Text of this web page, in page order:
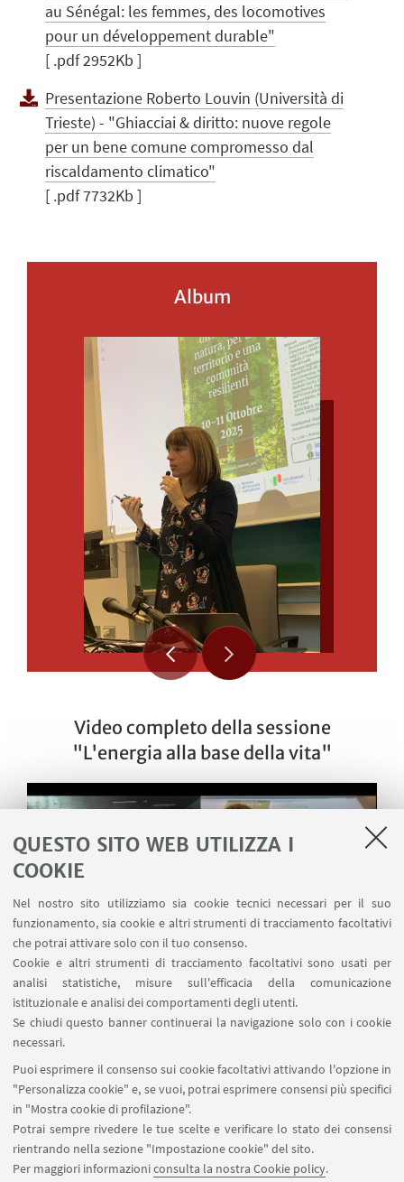
QUESTO SITO WEB UTILIZZA I
COOKIE
Nel nostro sito utilizziamo sia cookie tecnici necessari per il suo
funzionamento, sia cookie e altri strumenti di tracciamento facoltativi
che potrai attivare solo con il tuo consenso.
Cookie e altri strumenti di tracciamento facoltativi sono usati per
analisi statistiche, misure sull'efficacia della comunicazione
istituzionale e analisi dei comportamenti degli utenti.
Se chiudi questo banner continuerai la navigazione solo con i cookie
necessari.
Puoi esprimere il consenso sui cookie facoltativi attivando l'opzione in
"Personalizza cookie" e, se vuoi, potrai esprimere consensi più specifici
in "Mostra cookie di profilazione".
Potrai sempre rivedere le tue scelte e verificare lo stato dei consensi
rientrando nella sezione "Impostazione cookie" del sito.
Per maggiori informazioniconsulta la nostra Cookie policy.
au Sénégal: les femmes, des locomotives
pour un développement durable"
[ .pdf 2952Kb ]
Presentazione Roberto Louvin (Università di
Trieste) - "Ghiacciai & diritto: nuove regole
per un bene comune compromesso dal
riscaldamento climatico"
[ .pdf 7732Kb ]
Album
Video completo della sessione
"L'energia alla base della vita"
Guarda su YouTube
Centro di studi sull'America latina, Dipartimento di
Scienze Politiche e Sociali, Università di Bologna, via
bersaglieri 6, Bologna, Italy, 40125
0039 051 209 2735
sps.lumen@unibo.it